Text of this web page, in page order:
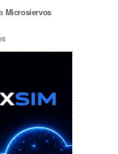
Microsiervos